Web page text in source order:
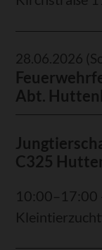
28.06.2026
Abt.
C325
10:00–17:00